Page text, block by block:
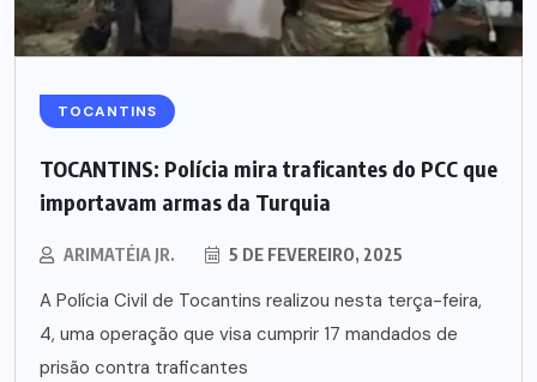
TOCANTINS
TOCANTINS: Polícia mira traficantes do PCC que
importavam armas da Turquia
ARIMATÉIA JR. 5 DE FEVEREIRO, 2025
A Polícia Civil de Tocantins realizou nesta terça-feira,
4, uma operação que visa cumprir 17 mandados de
prisão contra traficantes